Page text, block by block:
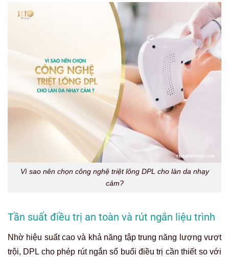
Vì sao nên chọn công nghệ triệt lông DPL cho làn da nhạy
cảm?
Tần suất điều trị an toàn và rút ngắn liệu trình
Nhờ hiệu suất cao và khả năng tập trung năng lượng vượt
trội, DPL cho phép rút ngắn số buổi điều trị cần thiết so với